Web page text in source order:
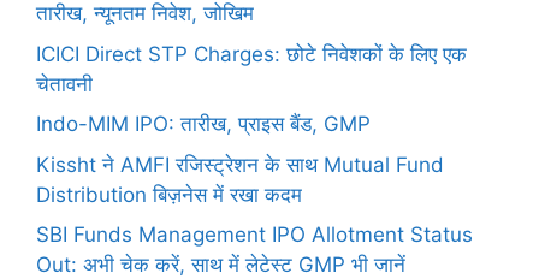
तारीख, न्यूनतम निवेश, जोखिम
ICICI Direct STP Charges: छोटे निवेशकों के लिए एक
चेतावनी
Indo-MIM IPO: तारीख, प्राइस बैंड, GMP
Kissht ने AMFI रजिस्ट्रेशन के साथ Mutual Fund
Distribution बिज़नेस में रखा कदम
SBI Funds Management IPO Allotment Status
Out: अभी चेक करें, साथ में लेटेस्ट GMP भी जानें